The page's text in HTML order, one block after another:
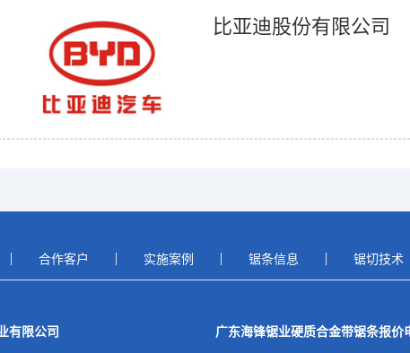
比亚迪股份有限公司
合作客户 实施案例 锯条信息 锯切技术
有限公司 广东海锋锯业硬质合金带锯条报价